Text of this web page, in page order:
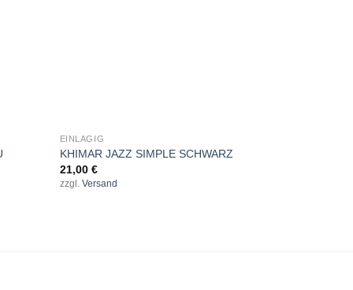
EINLAGIG
KHIMAR JAZZ SIMPLE SCHWARZ
21,00 €
zzgl. Versand